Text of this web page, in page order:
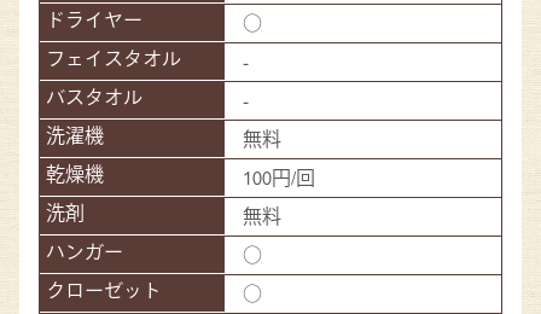
○
-
-
無料
100円/回
無料
○
○